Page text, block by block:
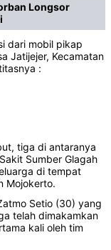
Longsor
dari mobil pikap
Jatijejer, Kecamatan
:
tiga di antaranya
Sumber Glagah
di tempat
Mojokerto.
Setio (30) yang
telah dimakamkan
kali oleh tim